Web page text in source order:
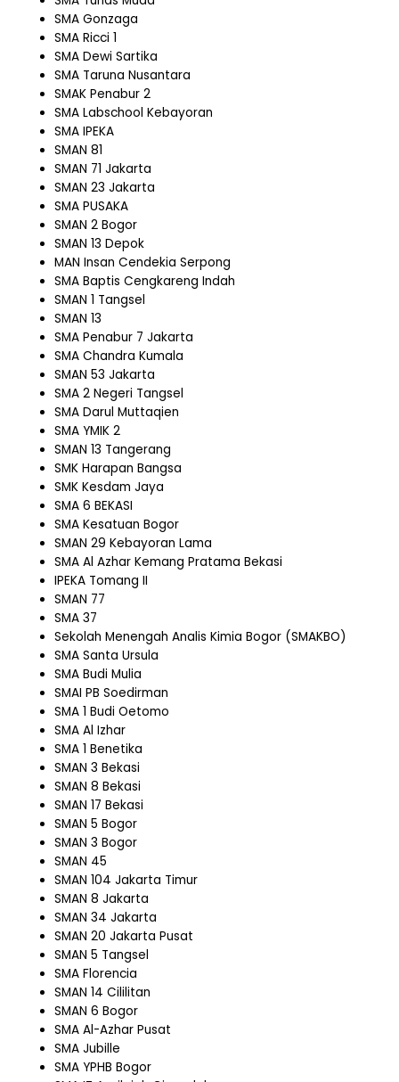
SMA Gonzaga
SMA Ricci 1
SMA Dewi Sartika
SMA Taruna Nusantara
SMAK Penabur 2
SMA Labschool Kebayoran
SMA IPEKA
SMAN 81
SMAN 71 Jakarta
SMAN 23 Jakarta
SMA PUSAKA
SMAN 2 Bogor
SMAN 13 Depok
MAN Insan Cendekia Serpong
SMA Baptis Cengkareng Indah
SMAN 1 Tangsel
SMAN 13
SMA Penabur 7 Jakarta
SMA Chandra Kumala
SMAN 53 Jakarta
SMA 2 Negeri Tangsel
SMA Darul Muttaqien
SMA YMIK 2
SMAN 13 Tangerang
SMK Harapan Bangsa
SMK Kesdam Jaya
SMA 6 BEKASI
SMA Kesatuan Bogor
SMAN 29 Kebayoran Lama
SMA Al Azhar Kemang Pratama Bekasi
IPEKA Tomang II
SMAN 77
SMA 37
Sekolah Menengah Analis Kimia Bogor (SMAKBO)
SMA Santa Ursula
SMA Budi Mulia
SMAI PB Soedirman
SMA 1 Budi Oetomo
SMA Al Izhar
SMA 1 Benetika
SMAN 3 Bekasi
SMAN 8 Bekasi
SMAN 17 Bekasi
SMAN 5 Bogor
SMAN 3 Bogor
SMAN 45
SMAN 104 Jakarta Timur
SMAN 8 Jakarta
SMAN 34 Jakarta
SMAN 20 Jakarta Pusat
SMAN 5 Tangsel
SMA Florencia
SMAN 14 Cililitan
SMAN 6 Bogor
SMA Al-Azhar Pusat
SMA Jubille
SMA YPHB Bogor